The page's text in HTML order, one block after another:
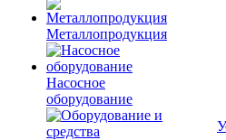
Металлопродукция
Насосное
оборудование